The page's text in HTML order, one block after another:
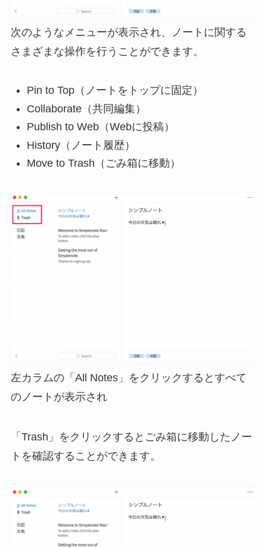
次のようなメニューが表示され、ノートに関する
さまざまな操作を行うことができます。
Pin to Top（ノートをトップに固定）
Collaborate（共同編集）
Publish to Web（Webに投稿）
History（ノート履歴）
Move to Trash（ごみ箱に移動）
左カラムの「All Notes」をクリックするとすべて
のノートが表示され
「Trash」をクリックするとごみ箱に移動したノー
トを確認することができます。